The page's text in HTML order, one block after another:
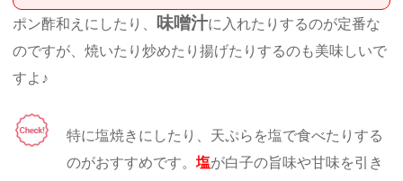
ポン酢和えにしたり、 味噌汁に入れたりするのが定番な
のですが、焼いたり炒めたり揚げたりするのも美味しいで
すよ♪
特に塩焼きにしたり、天ぷらを塩で食べたりする
のがおすすめです。塩が白子の旨味や甘味を引き